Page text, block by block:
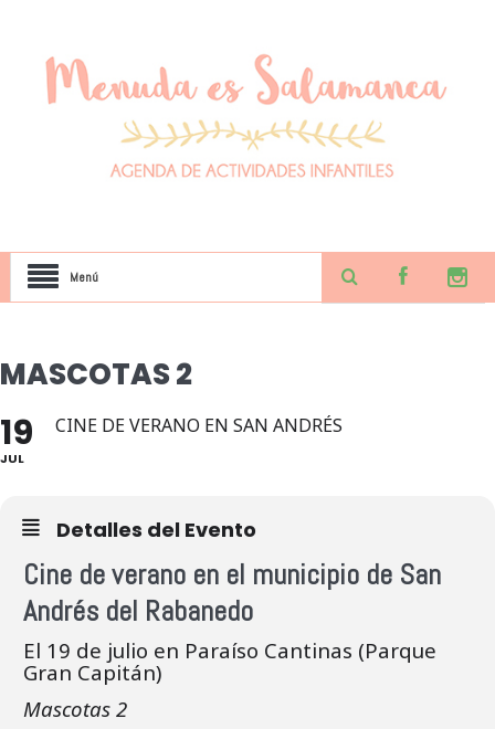
Menú
MASCOTAS 2
19
JUL
CINE DE VERANO EN SAN ANDRÉS
Detalles del Evento
Cine de verano en el municipio de San
Andrés del Rabanedo
El 19 de julio en Paraíso Cantinas (Parque
Gran Capitán)
Mascotas 2